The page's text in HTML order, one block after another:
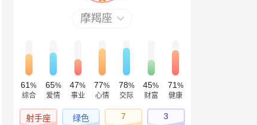
摩羯座
61%
综合
65%
爱情
47%
事业
77%
心情
78%
交际
45%
财富
71%
健康
射手座 绿色 7 3